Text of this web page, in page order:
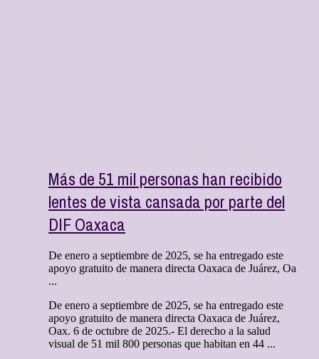
Más de 51 mil personas han recibido
lentes de vista cansada por parte del
DIF Oaxaca
De enero a septiembre de 2025, se ha entregado este
apoyo gratuito de manera directa Oaxaca de Juárez, Oa
...
De enero a septiembre de 2025, se ha entregado este
apoyo gratuito de manera directa Oaxaca de Juárez,
Oax. 6 de octubre de 2025.- El derecho a la salud
visual de 51 mil 800 personas que habitan en 44 ...